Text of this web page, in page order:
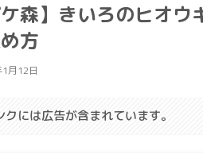
ケ森】きいろのヒオ
方
月12日
には広告が含まれています。